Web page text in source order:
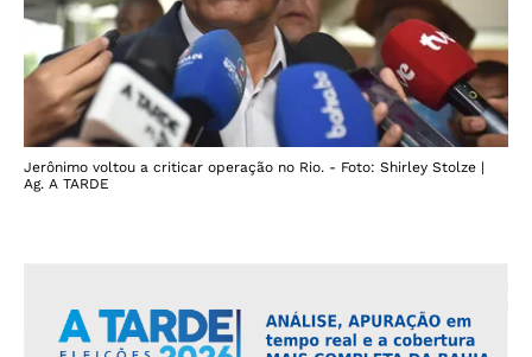
Jerônimo voltou a criticar operação no Rio. - Foto: Shirley Stolze |
Ag. A TARDE